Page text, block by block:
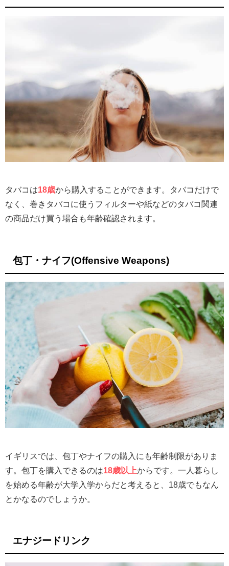
タバコは18歳から購入することができます。タバコだけで
なく、巻きタバコに使うフィルターや紙などのタバコ関連
の商品だけ買う場合も年齢確認されます。
包丁・ナイフ(Offensive Weapons)
イギリスでは、包丁やナイフの購入にも年齢制限がありま
す。包丁を購入できるのは18歳以上からです。一人暮らし
を始める年齢が大学入学からだと考えると、18歳でもなん
とかなるのでしょうか。
エナジードリンク